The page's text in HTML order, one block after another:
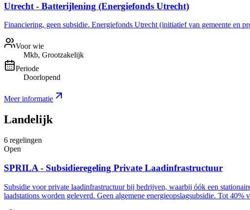
Utrecht - Batterijlening (Energiefonds Utrecht)
Financiering, geen subsidie. Energiefonds Utrecht (initiatief van gemeente en
Voor wie
Mkb, Grootzakelijk
Periode
Doorlopend
Meer informatie
Landelijk
6 regelingen
Open
SPRILA - Subsidieregeling Private Laadinfrastructuur
Subsidie voor private laadinfrastructuur bij bedrijven, waarbij óók een
laadstations worden geleverd. Geen algemene energieopslagsubsidie. Tot